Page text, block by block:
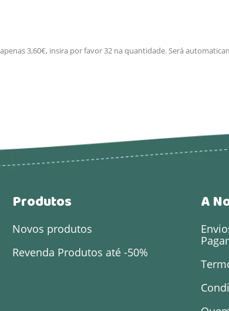
3,60€, insira por favor 32 na quantidade. Será
Produtos
Novos produtos
Revenda Produtos até -50%
A